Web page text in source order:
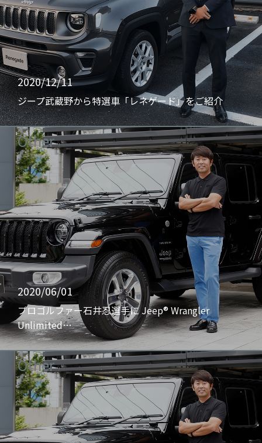
2020/12/11
ジープ武蔵野から特選車「レネゲード」をご紹介
Other
2020/06/01
プロゴルファー石井忍選手に Jeep® Wrangler
Unlimited…
Other